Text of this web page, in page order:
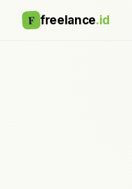
F freelance.id